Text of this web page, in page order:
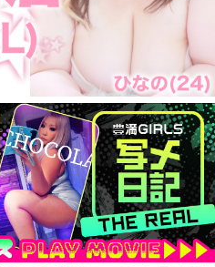
プ157cm
ように甘くてやさしい
る、
ださい。
報！
[08/03 00:00]